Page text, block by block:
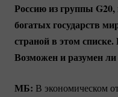
Россию из группы
богатых государств
страной в этом
Возможен и разумен
МБ: В экономическом